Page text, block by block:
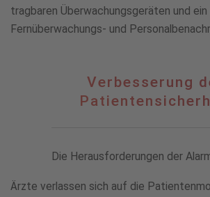
tragbaren Überwachungsgeräten und
Fernüberwachungs- und
Patientensicherheit
Verbesserung
Die Herausforderungen der
Ärzte verlassen sich auf die